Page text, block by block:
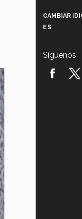
CAMBIAR
ES
Síguenos